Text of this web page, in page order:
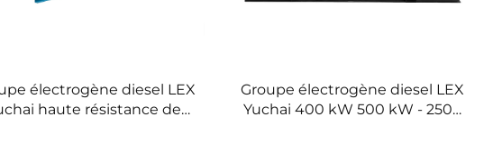
électrogène diesel LEX
haute résistance de
Groupe électrogène diesel LEX
Yuchai 400 kW 500 kW - 2500